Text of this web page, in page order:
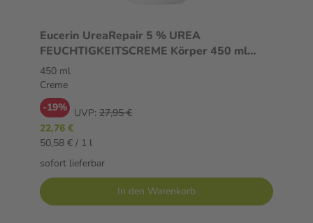
Eucerin UreaRepair 5 % UREA
FEUCHTIGKEITSCREME Körper 450 ml
Creme
450 ml
Creme
-19% UVP: 27,95 €
22,76 €
50,58 € / 1 l
sofort lieferbar
In den Warenkorb